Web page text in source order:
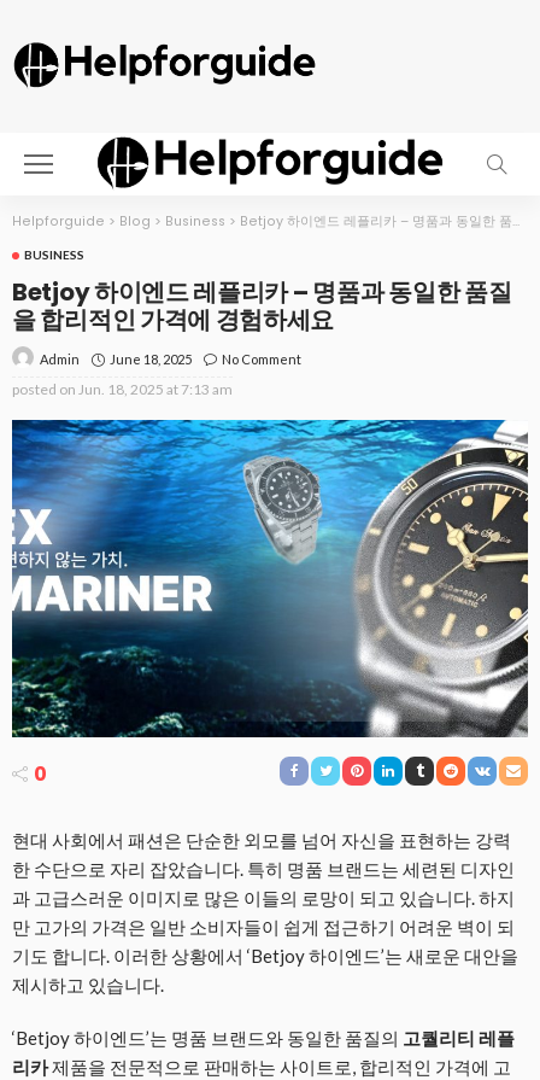
Helpforguide > Blog > Business > Betjoy 하이엔드 레플리카 – 명품과 동일한 품질을 합리적인 가격에 경험하세요
BUSINESS
Betjoy 하이엔드 레플리카 – 명품과 동일한 품질
을 합리적인 가격에 경험하세요
Admin June 18, 2025 No Comment
posted on Jun. 18, 2025 at 7:13 am
0
현대 사회에서 패션은 단순한 외모를 넘어 자신을 표현하는 강력
한 수단으로 자리 잡았습니다. 특히 명품 브랜드는 세련된 디자인
과 고급스러운 이미지로 많은 이들의 로망이 되고 있습니다. 하지
만 고가의 가격은 일반 소비자들이 쉽게 접근하기 어려운 벽이 되
기도 합니다. 이러한 상황에서 ‘Betjoy 하이엔드’는 새로운 대안을
제시하고 있습니다.
‘Betjoy 하이엔드’는 명품 브랜드와 동일한 품질의 고퀄리티 레플
리카제품을 전문적으로 판매하는 사이트로, 합리적인 가격에 고